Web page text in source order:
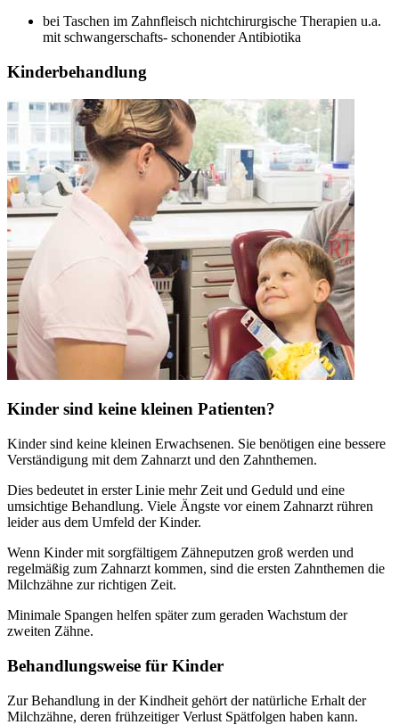
bei Taschen im Zahnfleisch nichtchirurgische Therapien u.a.
mit schwangerschafts- schonender Antibiotika
Kinderbehandlung
Kinder sind keine kleinen Patienten?
Kinder sind keine kleinen Erwachsenen. Sie benötigen eine bessere
Verständigung mit dem Zahnarzt und den Zahnthemen.
Dies bedeutet in erster Linie mehr Zeit und Geduld und eine
umsichtige Behandlung. Viele Ängste vor einem Zahnarzt rühren
leider aus dem Umfeld der Kinder.
Wenn Kinder mit sorgfältigem Zähneputzen groß werden und
regelmäßig zum Zahnarzt kommen, sind die ersten Zahnthemen die
Milchzähne zur richtigen Zeit.
Minimale Spangen helfen später zum geraden Wachstum der
zweiten Zähne.
Behandlungsweise für Kinder
Zur Behandlung in der Kindheit gehört der natürliche Erhalt der
Milchzähne, deren frühzeitiger Verlust Spätfolgen haben kann.